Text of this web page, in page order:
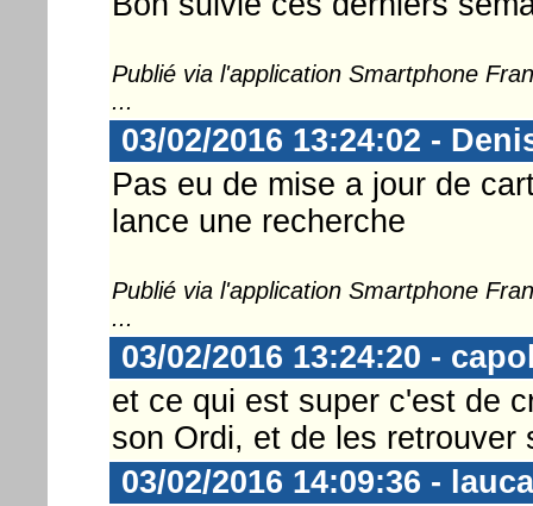
Publié via l'application Smartphone
...
03/02/2016 13:24:02 -
Pas eu de mise a jour de
lance une recherche
Publié via l'application Smartphone
...
03/02/2016 13:24:20 -
et ce qui est super c'est de
son Ordi, et de les retrouver
03/02/2016 14:09:36 - lauca